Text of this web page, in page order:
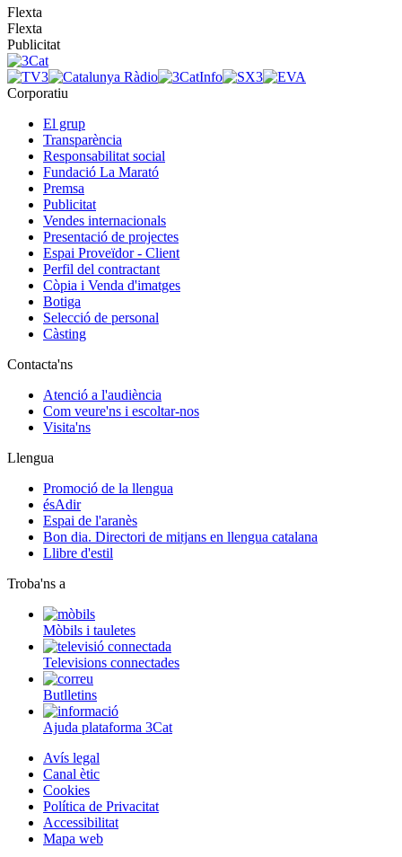
Flexta
Flexta
Publicitat
Corporatiu
El grup
Transparència
Responsabilitat social
Fundació La Marató
Premsa
Publicitat
Vendes internacionals
Presentació de projectes
Espai Proveïdor - Client
Perfil del contractant
Còpia i Venda d'imatges
Botiga
Selecció de personal
Càsting
Contacta'ns
Atenció a l'audiència
Com veure'ns i escoltar-nos
Visita'ns
Llengua
Promoció de la llengua
ésAdir
Espai de l'aranès
Bon dia. Directori de mitjans en llengua catalana
Llibre d'estil
Troba'ns a
Mòbils i tauletes
Televisions connectades
Butlletins
Ajuda plataforma 3Cat
Avís legal
Canal ètic
Cookies
Política de Privacitat
Accessibilitat
Mapa web